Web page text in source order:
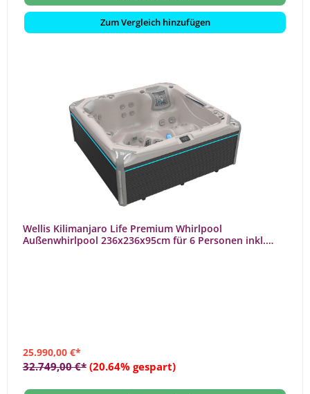
Zum Vergleich hinzufügen
Wellis Kilimanjaro Life Premium Whirlpool
Außenwhirlpool 236x236x95cm für 6 Personen inkl.
25.990,00 €*
32.749,00 €* (20.64% gespart)